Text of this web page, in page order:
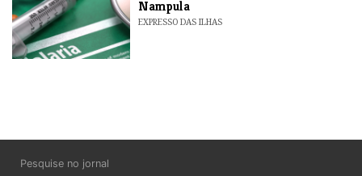
Nampula
EXPRESSO DAS ILHAS
Pesquise no jornal